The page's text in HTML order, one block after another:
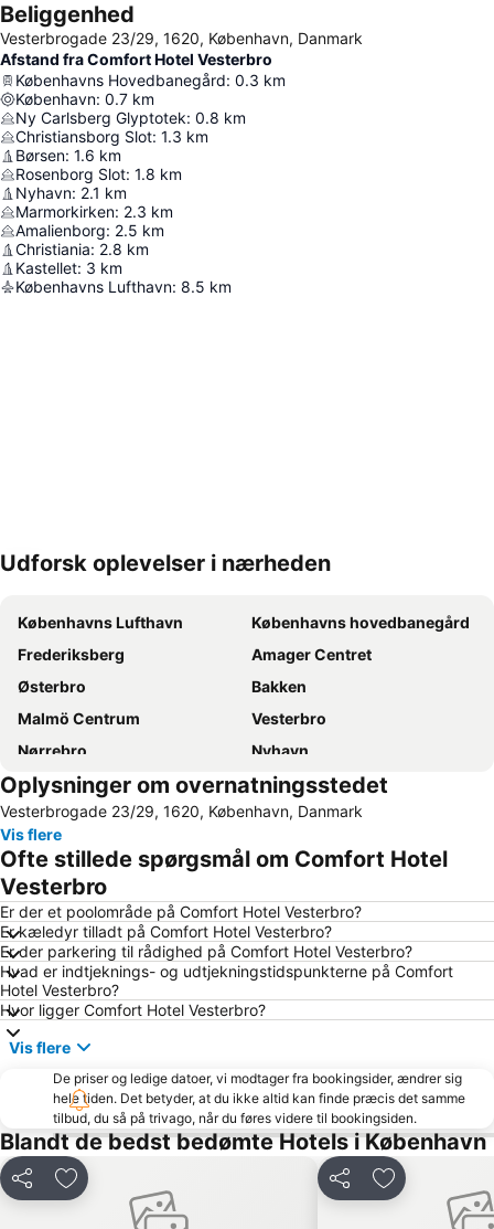
Beliggenhed
Vesterbrogade 23/29, 1620, København, Danmark
Afstand fra Comfort Hotel Vesterbro
Københavns Hovedbanegård: 0.3 km
København: 0.7 km
Ny Carlsberg Glyptotek: 0.8 km
Christiansborg Slot: 1.3 km
Børsen: 1.6 km
Rosenborg Slot: 1.8 km
Nyhavn: 2.1 km
Marmorkirken: 2.3 km
Amalienborg: 2.5 km
Christiania: 2.8 km
Kastellet: 3 km
Københavns Lufthavn: 8.5 km
Udvid kort
Udforsk oplevelser i nærheden
Københavns Lufthavn
Københavns hovedbanegård
Frederiksberg
Amager Centret
Østerbro
Bakken
Malmö Centrum
Vesterbro
Nørrebro
Nyhavn
Tivoli
Valbyparken
Ørestad
Parken Stadium
Rådhuspladsen
Fisketorvet
Bella Center
Marienlyst
Operaen
Christianshavn
Roskilde Festival
Nørreport station
Malmö Centralstation
Indre By
Hornbæk Vest
Royal Copenhagen
København Zoo
Dyrehaven
Strøget
Snekkersten
Christiania
Christiansborg Palace
Frederiksberg Centret
Rødovre Centrum
Helsingør Havn
Malmö Arena
Oplysninger om overnatningsstedet
Vesterbrogade 23/29, 1620, København, Danmark
Vis flere
Ofte stillede spørgsmål om Comfort Hotel
Vesterbro
Er der et poolområde på Comfort Hotel Vesterbro?
Er kæledyr tilladt på Comfort Hotel Vesterbro?
Er der parkering til rådighed på Comfort Hotel Vesterbro?
Hvad er indtjeknings- og udtjekningstidspunkterne på Comfort
Hotel Vesterbro?
Hvor ligger Comfort Hotel Vesterbro?
Vis flere
De priser og ledige datoer, vi modtager fra bookingsider, ændrer sig
hele tiden. Det betyder, at du ikke altid kan finde præcis det samme
tilbud, du så på trivago, når du føres videre til bookingsiden.
Blandt de bedst bedømte Hotels i København
Del Føj til favoritter Del Føj til